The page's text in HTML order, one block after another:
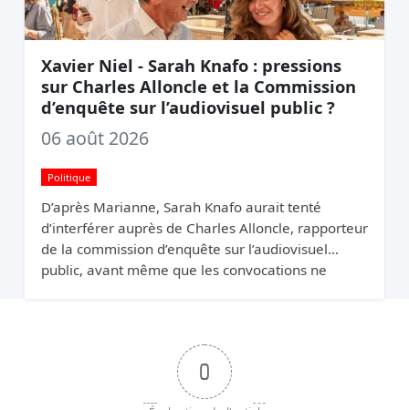
Xavier Niel - Sarah Knafo : pressions
sur Charles Alloncle et la Commission
d’enquête sur l’audiovisuel public ?
06 août 2026
Politique
D’après Marianne, Sarah Knafo aurait tenté
d’interférer auprès de Charles Alloncle, rapporteur
de la commission d’enquête sur l’audiovisuel
public, avant même que les convocations ne
0